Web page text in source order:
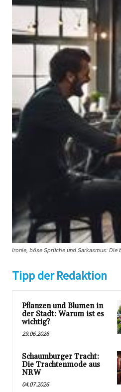
Ironie, böse Sprüche und Sarkasmus:
Tipp der Redaktion
Pflanzen und Blumen in
der Stadt: Warum ist es
wichtig?
29.06.2026
Schaumburger Tracht:
Die Trachtenmode aus
NRW
04.07.2026